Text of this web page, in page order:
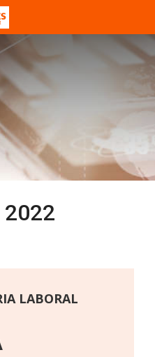
LABORAL